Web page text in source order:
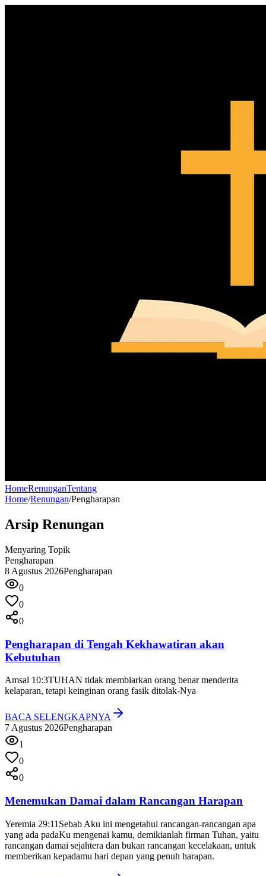
HomeRenunganTentang
Home/Renungan/Pengharapan
Arsip Renungan
Menyaring Topik
Pengharapan
8 Agustus 2026Pengharapan
0
0
0
Pengharapan di Tengah Kekhawatiran akan
Kebutuhan
Amsal 10:3TUHAN tidak membiarkan orang benar menderita
kelaparan, tetapi keinginan orang fasik ditolak-Nya
BACA SELENGKAPNYA
7 Agustus 2026Pengharapan
1
0
0
Menemukan Damai dalam Rancangan Harapan
Yeremia 29:11 Sebab Aku ini mengetahui rancangan-rancangan apa
yang ada padaKu mengenai kamu, demikianlah firman Tuhan, yaitu
rancangan damai sejahtera dan bukan rancangan kecelakaan, untuk
memberikan kepadamu hari depan yang penuh harapan.